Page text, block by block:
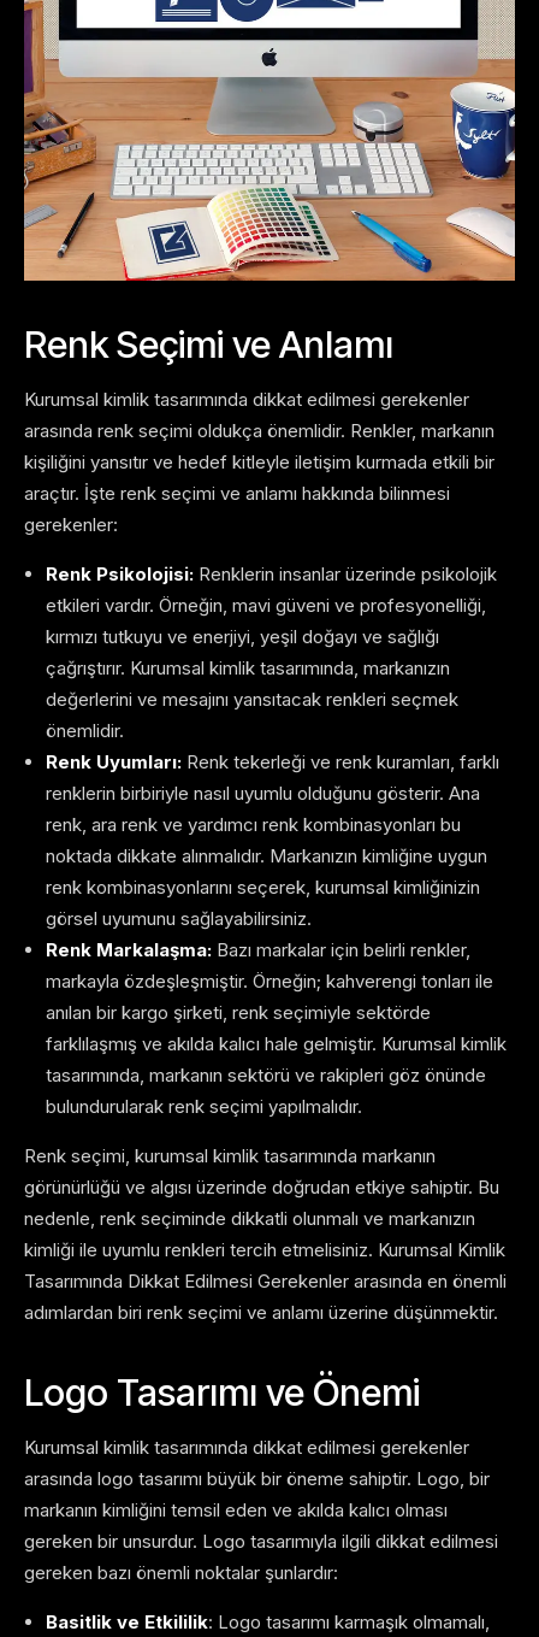
Renk Seçimi ve Anlamı
Kurumsal kimlik tasarımında dikkat edilmesi gerekenler
arasında renk seçimi oldukça önemlidir. Renkler, markanın
kişiliğini yansıtır ve hedef kitleyle iletişim kurmada etkili bir
araçtır. İşte renk seçimi ve anlamı hakkında bilinmesi
gerekenler:
Renk Psikolojisi: Renklerin insanlar üzerinde psikolojik
etkileri vardır. Örneğin, mavi güveni ve profesyonelliği,
kırmızı tutkuyu ve enerjiyi, yeşil doğayı ve sağlığı
çağrıştırır. Kurumsal kimlik tasarımında, markanızın
değerlerini ve mesajını yansıtacak renkleri seçmek
önemlidir.
Renk Uyumları: Renk tekerleği ve renk kuramları, farklı
renklerin birbiriyle nasıl uyumlu olduğunu gösterir. Ana
renk, ara renk ve yardımcı renk kombinasyonları bu
noktada dikkate alınmalıdır. Markanızın kimliğine uygun
renk kombinasyonlarını seçerek, kurumsal kimliğinizin
görsel uyumunu sağlayabilirsiniz.
Renk Markalaşma: Bazı markalar için belirli renkler,
markayla özdeşleşmiştir. Örneğin; kahverengi tonları ile
anılan bir kargo şirketi, renk seçimiyle sektörde
farklılaşmış ve akılda kalıcı hale gelmiştir. Kurumsal kimlik
tasarımında, markanın sektörü ve rakipleri göz önünde
bulundurularak renk seçimi yapılmalıdır.
Renk seçimi, kurumsal kimlik tasarımında markanın
görünürlüğü ve algısı üzerinde doğrudan etkiye sahiptir. Bu
nedenle, renk seçiminde dikkatli olunmalı ve markanızın
kimliği ile uyumlu renkleri tercih etmelisiniz. Kurumsal Kimlik
Tasarımında Dikkat Edilmesi Gerekenler arasında en önemli
adımlardan biri renk seçimi ve anlamı üzerine düşünmektir.
Logo Tasarımı ve Önemi
Kurumsal kimlik tasarımında dikkat edilmesi gerekenler
arasında logo tasarımı büyük bir öneme sahiptir. Logo, bir
markanın kimliğini temsil eden ve akılda kalıcı olması
gereken bir unsurdur. Logo tasarımıyla ilgili dikkat edilmesi
gereken bazı önemli noktalar şunlardır:
Basitlik ve Etkililik: Logo tasarımı karmaşık olmamalı,